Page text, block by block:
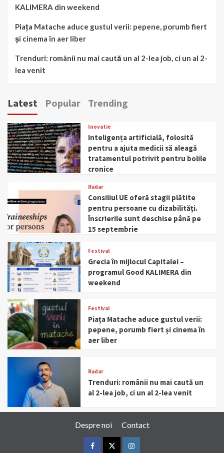
KALIMERA din weekend
Piața Matache aduce gustul verii: pepene, porumb fiert
și cinema în aer liber
Trenduri: românii nu mai caută un al 2-lea job, ci un al 2-
lea venit
Latest Popular Trending
Inovatie
Inteligența artificială, folosită
pentru a ajuta medicii să aleagă
tratamentul potrivit pentru bolile
cronice
Radar
Consiliul UE oferă stagii plătite
pentru persoane cu dizabilități.
Înscrierile sunt deschise până pe
15 septembrie
Festival
Grecia în mijlocul Capitalei –
programul Good KALIMERA din
weekend
Festival
Piața Matache aduce gustul verii:
pepene, porumb fiert și cinema în
aer liber
Radar
Trenduri: românii nu mai caută un
al 2-lea job, ci un al 2-lea venit
Despre noi Contact